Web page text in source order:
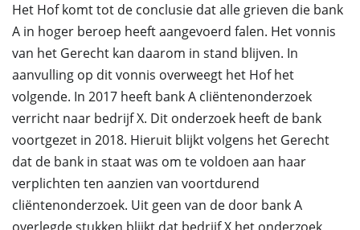
Het Hof komt tot de conclusie dat alle grieven die bank
A in hoger beroep heeft aangevoerd falen. Het vonnis
van het Gerecht kan daarom in stand blijven. In
aanvulling op dit vonnis overweegt het Hof het
volgende. In 2017 heeft bank A cliëntenonderzoek
verricht naar bedrijf X. Dit onderzoek heeft de bank
voortgezet in 2018. Hieruit blijkt volgens het Gerecht
dat de bank in staat was om te voldoen aan haar
verplichten ten aanzien van voortdurend
cliëntenonderzoek. Uit geen van de door bank A